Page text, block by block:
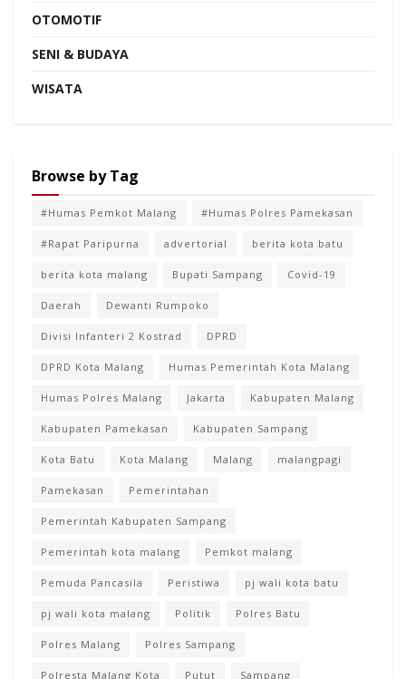
OTOMOTIF
SENI & BUDAYA
WISATA
Browse by Tag
#Humas Pemkot Malang #Humas Polres Pamekasan
#Rapat Paripurna advertorial berita kota batu
berita kota malang Bupati Sampang Covid-19
Daerah Dewanti Rumpoko
Divisi Infanteri 2 Kostrad DPRD
DPRD Kota Malang Humas Pemerintah Kota Malang
Humas Polres Malang Jakarta Kabupaten Malang
Kabupaten Pamekasan Kabupaten Sampang
Kota Batu Kota Malang Malang malangpagi
Pamekasan Pemerintahan
Pemerintah Kabupaten Sampang
Pemerintah kota malang Pemkot malang
Pemuda Pancasila Peristiwa pj wali kota batu
pj wali kota malang Politik Polres Batu
Polres Malang Polres Sampang
Polresta Malang Kota Putut Sampang